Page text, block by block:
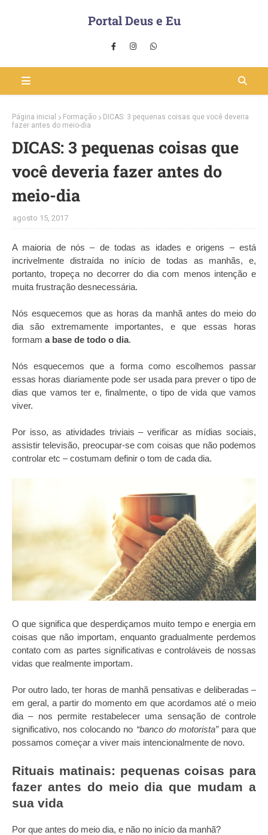
Portal Deus e Eu
Página inicial Formação
DICAS: 3 pequenas coisas que você deveria
fazer antes do meio-dia
DICAS: 3 pequenas coisas que
você deveria fazer antes do
meio-dia
agosto 15, 2017
A maioria de nós – de todas as idades e origens – está
incrivelmente distraída no início de todas as manhãs, e,
portanto, tropeça no decorrer do dia com menos intenção e
muita frustração desnecessária.
Nós esquecemos que as horas da manhã antes do meio do
dia são extremamente importantes, e que essas horas
formam a base de todo o dia.
Nós esquecemos que a forma como escolhemos passar
essas horas diariamente pode ser usada para prever o tipo de
dias que vamos ter e, finalmente, o tipo de vida que vamos
viver.
Por isso, as atividades triviais – verificar as mídias sociais,
assistir televisão, preocupar-se com coisas que não podemos
controlar etc – costumam definir o tom de cada dia.
O que significa que desperdiçamos muito tempo e energia em
coisas que não importam, enquanto gradualmente perdemos
contato com as partes significativas e controláveis de nossas
vidas que realmente importam.
Por outro lado, ter horas de manhã pensativas e deliberadas –
em geral, a partir do momento em que acordamos até o meio
dia – nos permite restabelecer uma sensação de controle
significativo, nos colocando no “banco do motorista”para que
possamos começar a viver mais intencionalmente de novo.
Rituais matinais: pequenas coisas para
fazer antes do meio dia que mudam a
sua vida
Por que antes do meio dia, e não no início da manhã?